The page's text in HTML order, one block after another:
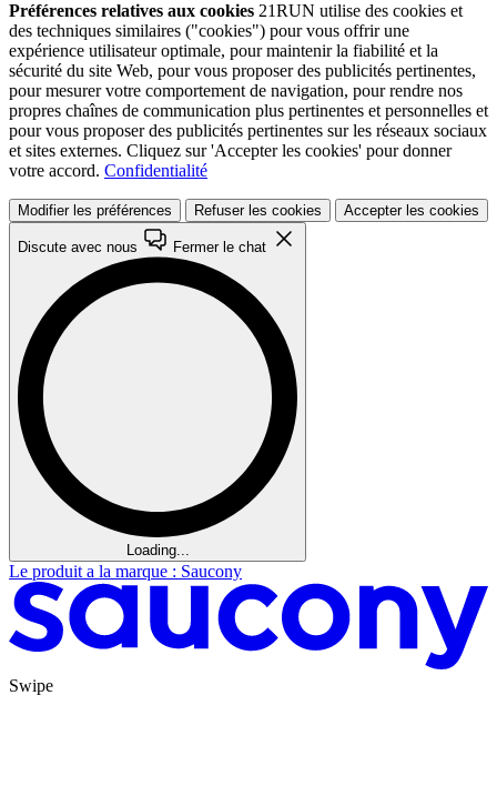
Préférences relatives aux cookies 21RUN utilise des cookies et
des techniques similaires ("cookies") pour vous offrir une
expérience utilisateur optimale, pour maintenir la fiabilité et la
sécurité du site Web, pour vous proposer des publicités pertinentes,
pour mesurer votre comportement de navigation, pour rendre nos
propres chaînes de communication plus pertinentes et personnelles et
pour vous proposer des publicités pertinentes sur les réseaux sociaux
et sites externes. Cliquez sur 'Accepter les cookies' pour donner
votre accord. Confidentialité
Modifier les préférences Refuser les cookies Accepter les cookies
Discute avec nous Fermer le chat
Loading...
Le produit a la marque : Saucony
Swipe